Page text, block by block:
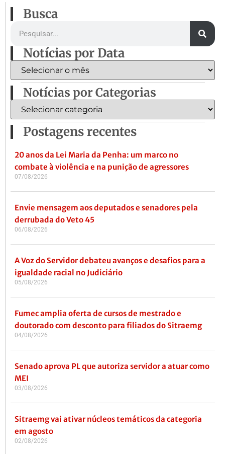
Busca
Notícias por Data
Notícias por Categorias
Postagens recentes
20 anos da Lei Maria da Penha: um marco no
combate à violência e na punição de agressores
07/08/2026
Envie mensagem aos deputados e senadores pela
derrubada do Veto 45
06/08/2026
A Voz do Servidor debateu avanços e desafios para a
igualdade racial no Judiciário
05/08/2026
Fumec amplia oferta de cursos de mestrado e
doutorado com desconto para filiados do Sitraemg
04/08/2026
Senado aprova PL que autoriza servidor a atuar como
MEI
03/08/2026
Sitraemg vai ativar núcleos temáticos da categoria
em agosto
02/08/2026